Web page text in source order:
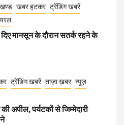
खबर हटकर ट्रेंडिंग खबरें
दिए मानसून के दौरान सतर्क रहने के
ट्रेंडिंग खबरें ताज़ा ख़बर न्यूज़
अपील, पर्यटकों से जिम्मेदारी